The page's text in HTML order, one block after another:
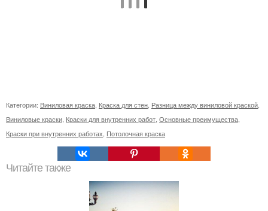
Категории: Виниловая краска Краска для стен Разница между виниловой краской
Виниловые краски Краски для внутренних работ Основные преимущества
Краски при внутренних работах Потолочная краска
Читайте также